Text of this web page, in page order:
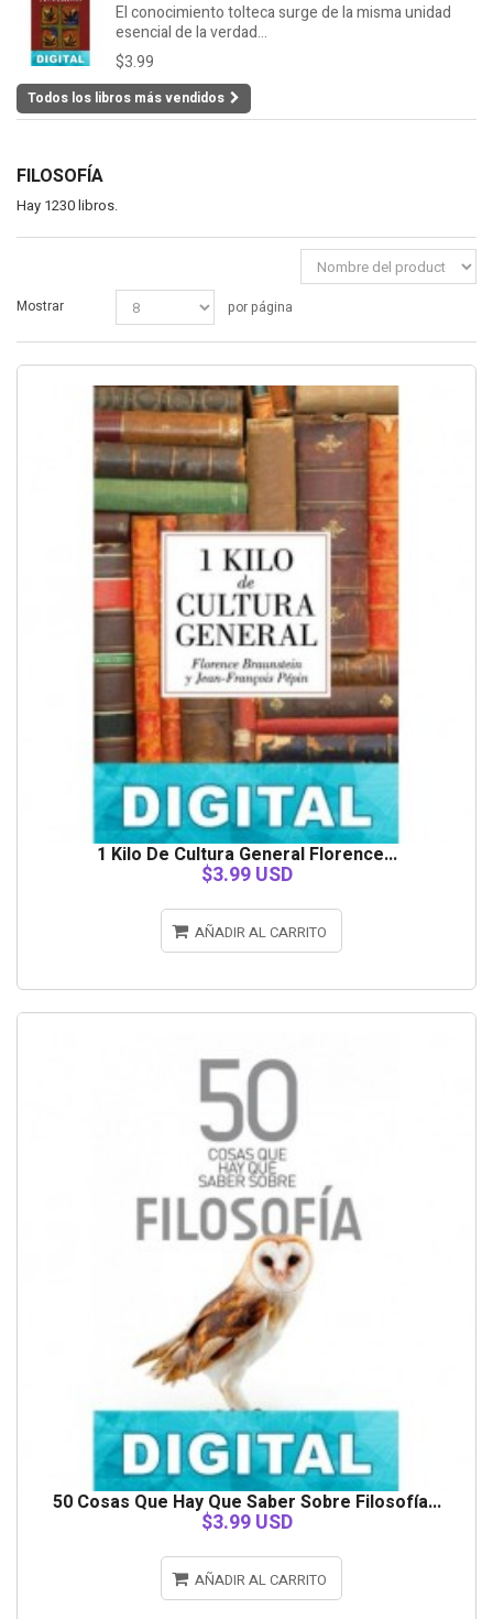
El conocimiento tolteca surge de la misma unidad
esencial de la verdad...
$3.99
Todos los libros más vendidos
FILOSOFÍA
Hay 1230 libros.
Mostrar por página
1 Kilo De Cultura General Florence...
$3.99 USD
AÑADIR AL CARRITO
50 Cosas Que Hay Que Saber Sobre Filosofía...
$3.99 USD
AÑADIR AL CARRITO